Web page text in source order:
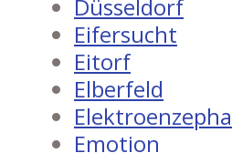
Düsseldorf
Eifersucht
Eitorf
Elberfeld
Emotion